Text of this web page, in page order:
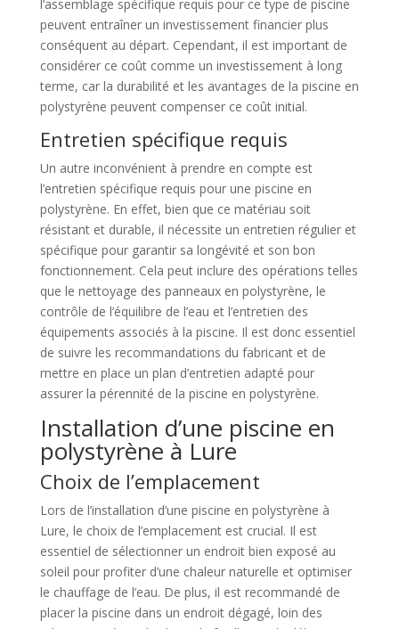
l’assemblage spécifique requis pour ce type de piscine
peuvent entraîner un investissement financier plus
conséquent au départ. Cependant, il est important de
considérer ce coût comme un investissement à long
terme, car la durabilité et les avantages de la piscine en
polystyrène peuvent compenser ce coût initial.
Entretien spécifique requis
Un autre inconvénient à prendre en compte est
l’entretien spécifique requis pour une piscine en
polystyrène. En effet, bien que ce matériau soit
résistant et durable, il nécessite un entretien régulier et
spécifique pour garantir sa longévité et son bon
fonctionnement. Cela peut inclure des opérations telles
que le nettoyage des panneaux en polystyrène, le
contrôle de l’équilibre de l’eau et l’entretien des
équipements associés à la piscine. Il est donc essentiel
de suivre les recommandations du fabricant et de
mettre en place un plan d’entretien adapté pour
assurer la pérennité de la piscine en polystyrène.
Installation d’une piscine en
polystyrène à Lure
Choix de l’emplacement
Lors de l’installation d’une piscine en polystyrène à
Lure, le choix de l’emplacement est crucial. Il est
essentiel de sélectionner un endroit bien exposé au
soleil pour profiter d’une chaleur naturelle et optimiser
le chauffage de l’eau. De plus, il est recommandé de
placer la piscine dans un endroit dégagé, loin des